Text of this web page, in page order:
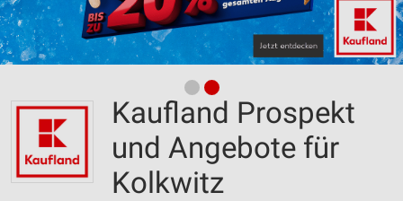
Kaufland Prospekt
und Angebote für
Kolkwitz